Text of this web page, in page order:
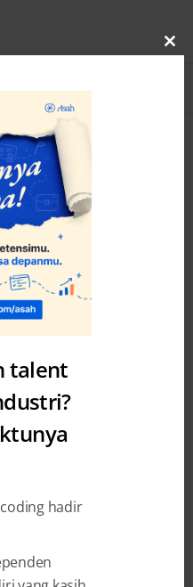
Oktavianni
bahwa bidang ilmu
talent
hadir